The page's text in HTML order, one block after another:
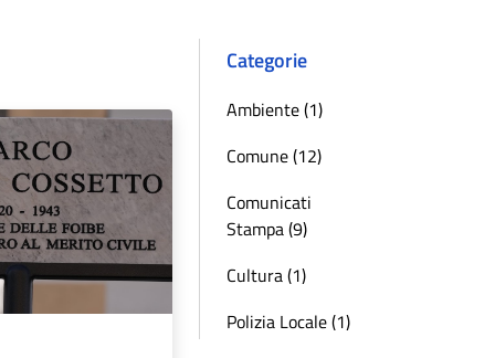
Categorie
Ambiente (1)
Comune (12)
Comunicati
Stampa (9)
Cultura (1)
Polizia Locale (1)